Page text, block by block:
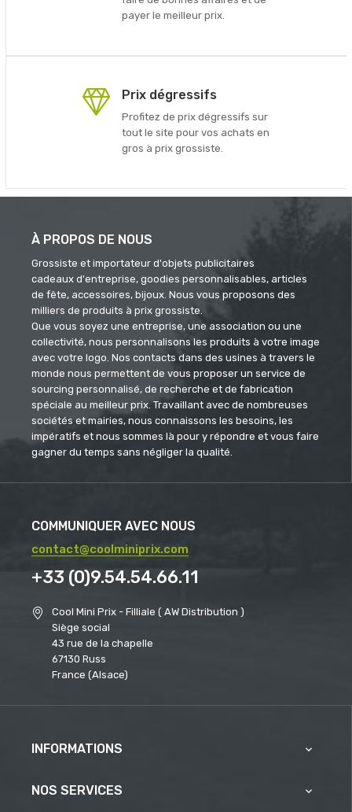
payer le meilleur prix.
Prix dégressifs
Profitez de prix dégressifs sur
tout le site pour vos achats en
gros à prix grossiste.
À PROPOS DE NOUS
Grossiste et importateur d'objets publicitaires
cadeaux d'entreprise, goodies personnalisables, articles
de fête, accessoires, bijoux. Nous vous proposons des
milliers de produits à prix grossiste.
Que vous soyez une entreprise, une association ou une
collectivité, nous personnalisons les produits à votre image
avec votre logo. Nos contacts dans des usines à travers le
monde nous permettent de vous proposer un service de
sourcing personnalisé, de recherche et de fabrication
spéciale au meilleur prix. Travaillant avec de nombreuses
sociétés et mairies, nous connaissons les besoins, les
impératifs et nous sommes là pour y répondre et vous faire
gagner du temps sans négliger la qualité.
COMMUNIQUER AVEC NOUS
contact@coolminiprix.com
+33 (0)9.54.54.66.11
Cool Mini Prix - Filliale ( AW Distribution )
Siège social
43 rue de la chapelle
67130 Russ
France (Alsace)
INFORMATIONS 
NOS SERVICES 